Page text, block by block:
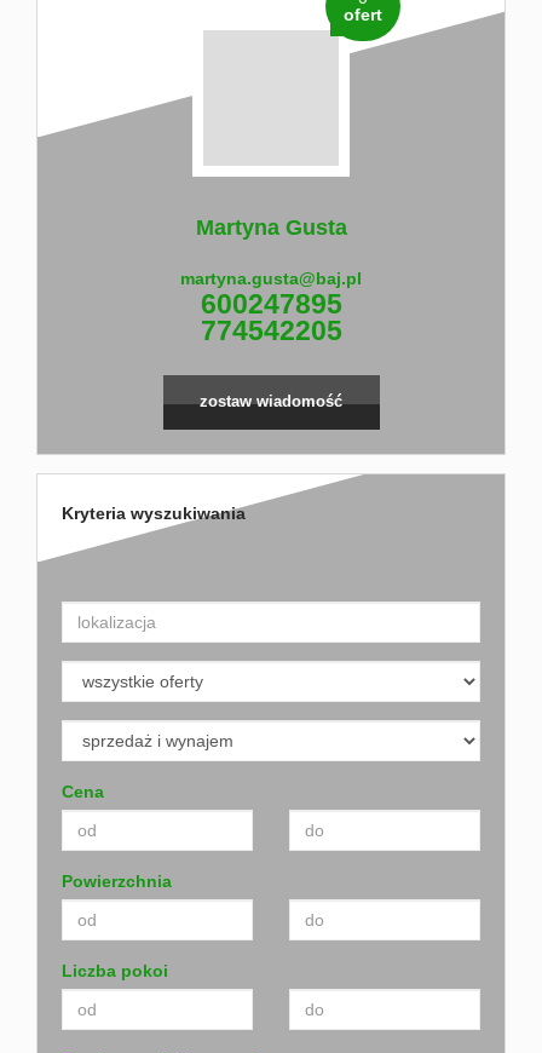
ofert
Martyna Gusta
martyna.gusta@baj.pl
600247895
774542205
zostaw wiadomość
Kryteria wyszukiwania
Cena
Powierzchnia
Liczba pokoi